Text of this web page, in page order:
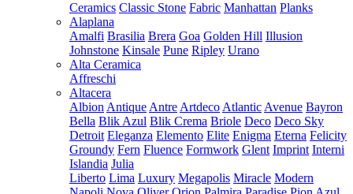
Ceramics Classic Stone Fabric Manhattan Planks
Alaplana
Amalfi Brasilia Brera Goa Golden Hill Illusion
Johnstone Kinsale Pune Ripley Urano
Alta Ceramica
Affreschi
Altacera
Albion Antique Antre Artdeco Atlantic Avenue Bayron
Bella Blik Azul Blik Crema Briole Deco Deco Sky
Detroit Eleganza Elemento Elite Enigma Eterna Felicity
Groundy Fern Fluence Formwork Glent Imprint Interni
Islandia Julia
Liberto Lima Luxury Megapolis Miracle Modern